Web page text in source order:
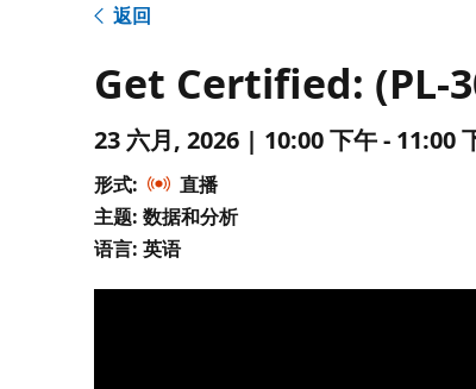
返回
Get Certified: (PL-
23 六月, 2026 | 10:00 下午 - 11:00
形式:
直播
主题: 数据和分析
语言: 英语